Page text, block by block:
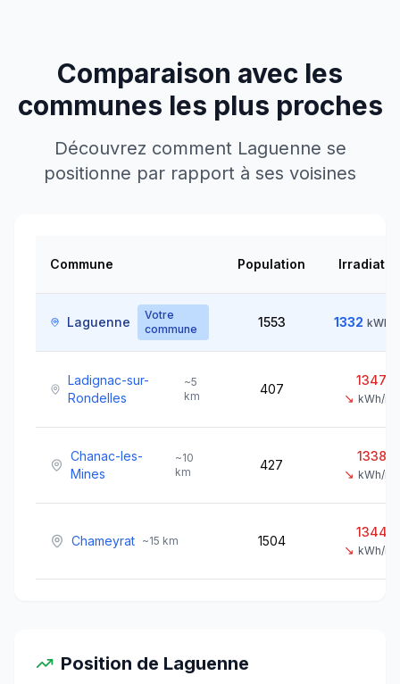
Comparaison avec les
communes les plus proches
Découvrez comment Laguenne se
positionne par rapport à ses voisines
Commune Population
Laguenne
Votre
commune
1553 1332 kWh/
Ladignac-sur-
Rondelles
~5
km
407
1347
↘ kWh/m²
Chanac-les-
Mines
~10
km
427
1338
↘ kWh/m²
Chameyrat ~15 km 1504
1344
↘ kWh/m²
Position de Laguenne